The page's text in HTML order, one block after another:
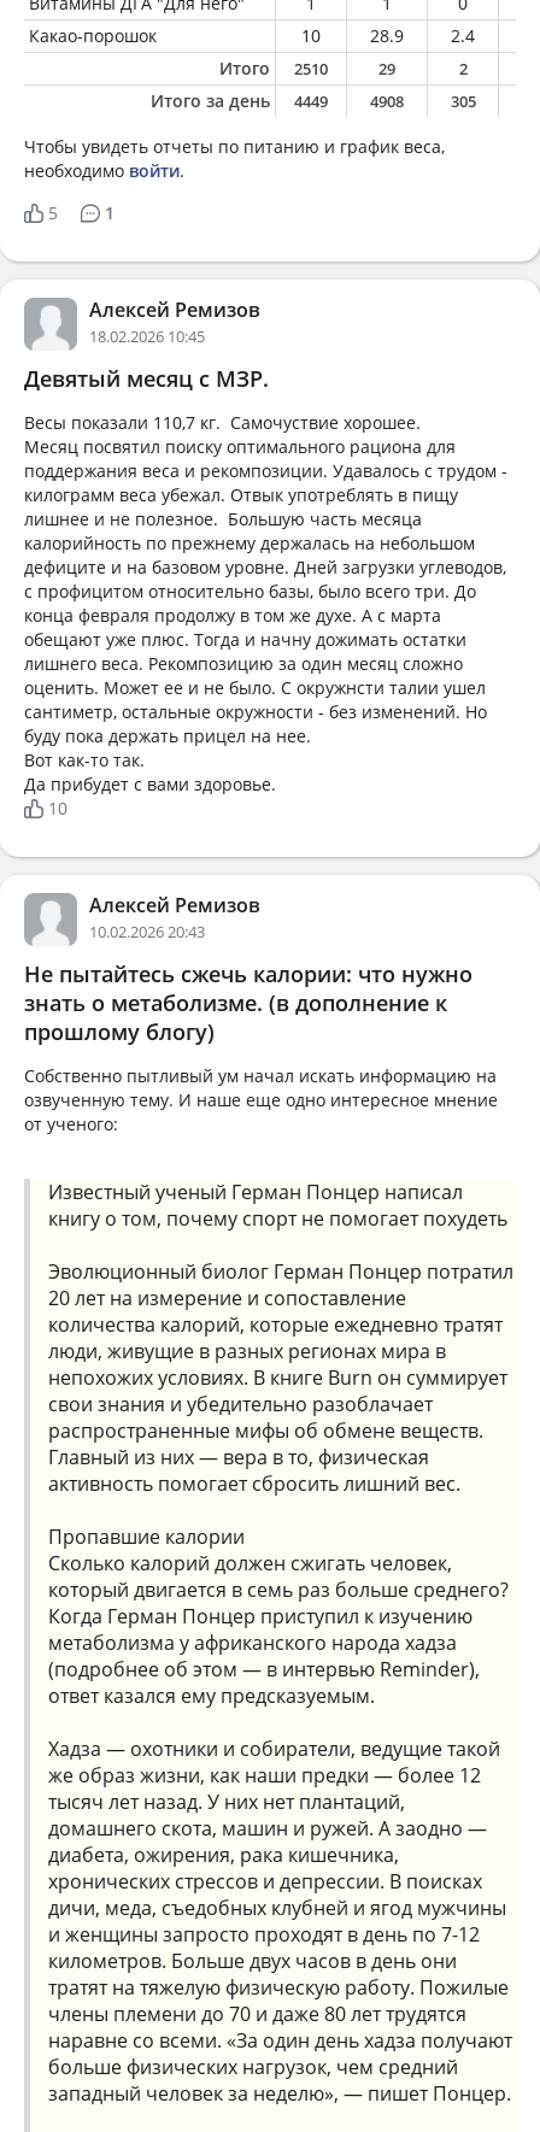
Какао-порошок
10 28.9 2.4
Итого
2510 29 2
Итого за день 4449 4908 305
Чтобы увидеть отчеты по питанию и график веса,
необходимо войти.
5
1
Алексей Ремизов
18.02.2026 10:45
Девятый месяц с МЗР.
Весы показали 110,7 кг. Самочуствие хорошее.
Месяц посвятил поиску оптимального рациона для
поддержания веса и рекомпозиции. Удавалось с трудом -
килограмм веса убежал. Отвык употреблять в пищу
лишнее и не полезное. Большую часть месяца
калорийность по прежнему держалась на небольшом
дефиците и на базовом уровне. Дней загрузки углеводов,
с профицитом относительно базы, было всего три. До
конца февраля продолжу в том же духе. А с марта
обещают уже плюс. Тогда и начну дожимать остатки
лишнего веса. Рекомпозицию за один месяц сложно
оценить. Может ее и не было. С окружнсти талии ушел
сантиметр, остальные окружности - без изменений. Но
буду пока держать прицел на нее.
Вот как-то так.
Да прибудет с вами здоровье.
10
Алексей Ремизов
10.02.2026 20:43
Не пытайтесь сжечь калории: что нужно
знать о метаболизме. (в дополнение к
прошлому блогу)
Собственно пытливый ум начал искать информацию на
озвученную тему. И наше еще одно интересное мнение
от ученого:
Известный ученый Герман Понцер написал
книгу о том, почему спорт не помогает похудеть
Эволюционный биолог Герман Понцер потратил
20 лет на измерение и сопоставление
количества калорий, которые ежедневно тратят
люди, живущие в разных регионах мира в
непохожих условиях. В книге Burn он суммирует
свои знания и убедительно разоблачает
распространенные мифы об обмене веществ.
Главный из них — вера в то, физическая
активность помогает сбросить лишний вес.
Пропавшие калории
Сколько калорий должен сжигать человек,
который двигается в семь раз больше среднего?
Когда Герман Понцер приступил к изучению
метаболизма у африканского народа хадза
(подробнее об этом — в интервью Reminder),
ответ казался ему предсказуемым.
Хадза — охотники и собиратели, ведущие такой
же образ жизни, как наши предки — более 12
тысяч лет назад. У них нет плантаций,
домашнего скота, машин и ружей. А заодно —
диабета, ожирения, рака кишечника,
хронических стрессов и депрессии. В поисках
дичи, меда, съедобных клубней и ягод мужчины
и женщины запросто проходят в день по 7-12
километров. Больше двух часов в день они
тратят на тяжелую физическую работу. Пожилые
члены племени до 70 и даже 80 лет трудятся
наравне со всеми. «За один день хадза получают
больше физических нагрузок, чем средний
западный человек за неделю», — пишет Понцер.